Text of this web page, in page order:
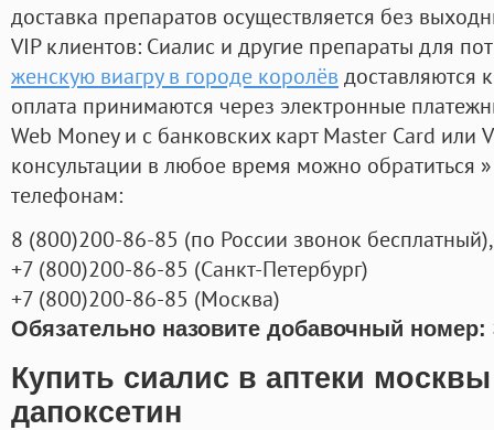
доставка препаратов осуществляется без
VIP клиентов: Сиалис и другие препараты для
женскую виагру в городе королёв доставляются
оплата принимаются через электронные
Web Money и с банковских карт Master Card или
консультации в любое время можно обратиться
телефонам:
8 (800)200-86-85 (по России звонок бесплатный),
+7 (800)200-86-85 (Санкт-Петербург)
+7 (800)200-86-85 (Москва)
Обязательно назовите добавочный номер:
Купить сиалис в аптеки
дапоксетин